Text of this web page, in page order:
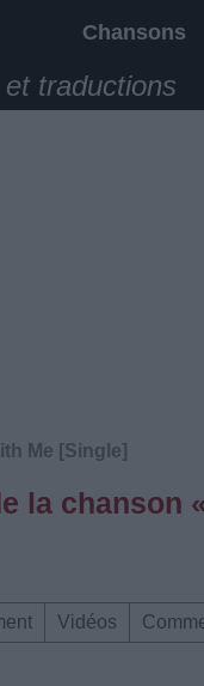
Chansons
traductions
Me [Single]
la chanson
Vidéos